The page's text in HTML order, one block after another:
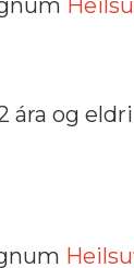
ára og